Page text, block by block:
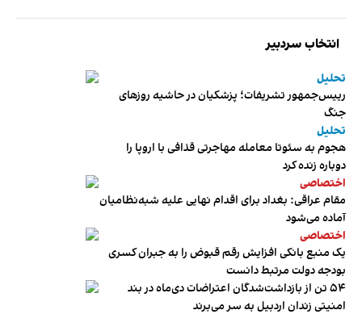
انتخاب سردبیر
تحلیل
رییس‌جمهور تشریفات؛ پزشکیان در حاشیه روزهای
جنگ
تحلیل
هجوم به سئوتا معامله مهاجرتی قذافی با اروپا را
دوباره زنده کرد
اختصاصی
مقام عراقی: بغداد برای اقدام نهایی علیه شبه‌نظامیان
آماده می‌شود
اختصاصی
یک منبع بانکی افزایش رقم قبوض را به جبران کسری
بودجه دولت مرتبط دانست
۵۴ تن از بازداشت‌شدگان اعتراضات دی‌ماه در بند
امنیتی زندان اردبیل به سر می‌برند